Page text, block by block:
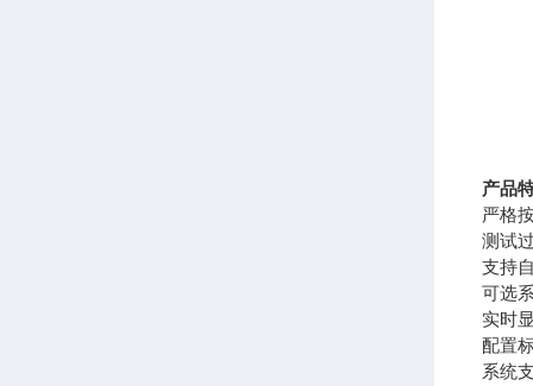
产品
严格
测试
支持
可选
实时
配置
系统